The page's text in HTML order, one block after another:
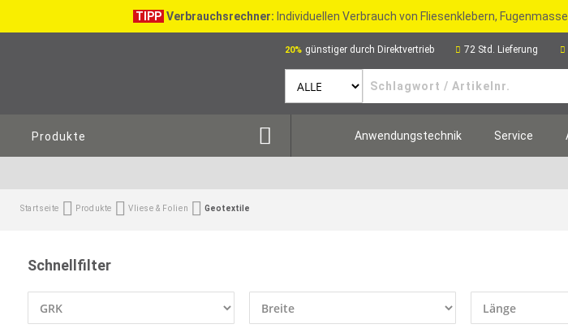
TIPP Verbrauchsrechner: Individuellen Verbrauch von Fliesenklebern,
20% günstiger durch Direktvertrieb 72 Std. Lieferung
Produkte Anwendungstechnik Service
Startseite Produkte Vliese & Folien Geotextile
Schnellfilter